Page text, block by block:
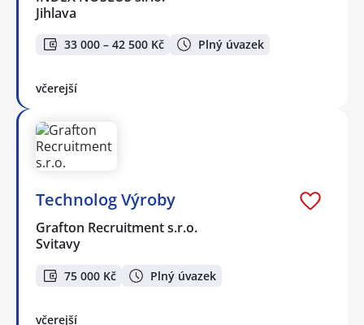
Jihlava
33 000 – 42 500 Kč Plný úvazek
včerejší
Technolog Výroby
Grafton Recruitment s.r.o.
Svitavy
75 000 Kč Plný úvazek
včerejší